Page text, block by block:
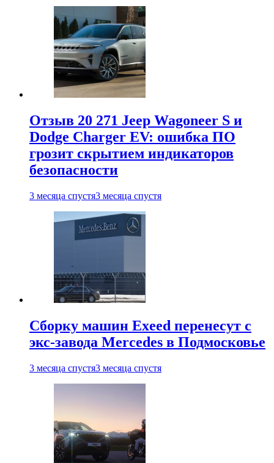
Отзыв 20 271 Jeep Wagoneer S и
Dodge Charger EV: ошибка ПО
грозит скрытием индикаторов
безопасности
3 месяца спустя3 месяца спустя
Сборку машин Exeed перенесут с
экс-завода Mercedes в Подмосковье
3 месяца спустя3 месяца спустя